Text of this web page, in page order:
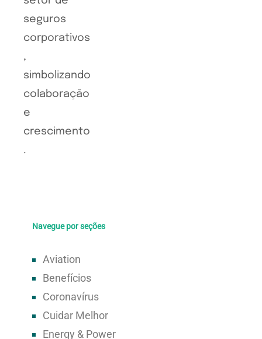
Navegue por seções
Aviation
Benefícios
Coronavírus
Cuidar Melhor
Energy & Power